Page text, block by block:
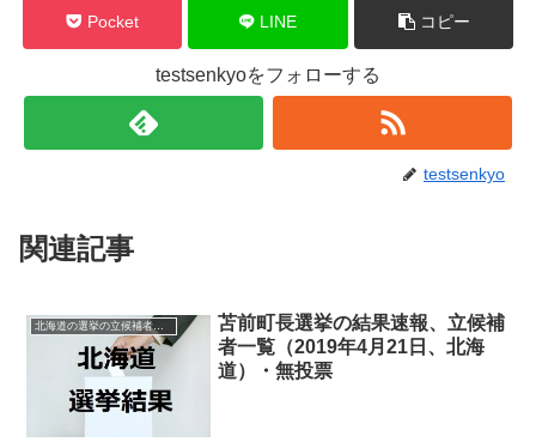
Pocket LINE コピー
testsenkyoをフォローする
testsenkyo
関連記事
北海道の選挙の立候補者と結果速報一覧
苫前町長選挙の結果速報、立候補
者一覧（2019年4月21日、北海
道）・無投票